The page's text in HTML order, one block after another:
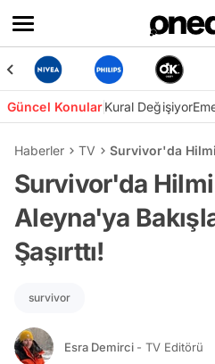
Güncel KonularKural Değişiyor
Haberler TV Survivor'da
Survivor'da
Aleyna'ya
Şaşırttı!
survivor
Esra Demirci - TV Editörü